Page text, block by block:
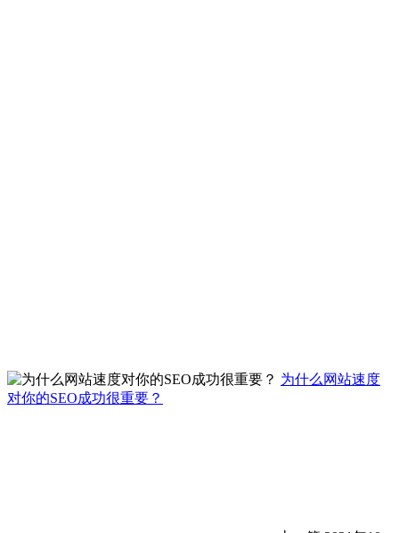
为什么网站速度
对你的SEO成功很重要？